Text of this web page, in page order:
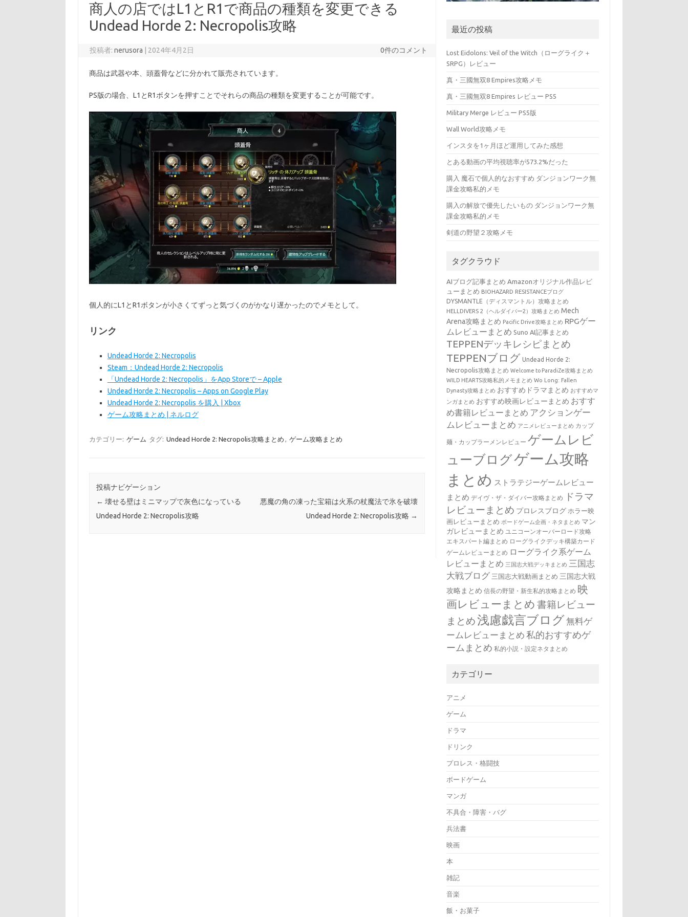
商人の店ではL1とR1で商品の種類を変更できる
Undead Horde 2: Necropolis攻略
投稿者:nerusora 2024年4月2日 0件のコメント
商品は武器や本、頭蓋骨などに分かれて販売されています。
PS版の場合、L1とR1ボタンを押すことでそれらの商品の種類を変更することが可能です。
個人的にL1とR1ボタンが小さくてずっと気づくのがかなり遅かったのでメモとして。
リンク
Undead Horde 2: Necropolis
Steam：Undead Horde 2: Necropolis
「Undead Horde 2: Necropolis」をApp Storeで – Apple
Undead Horde 2: Necropolis – Apps on Google Play
Undead Horde 2: Necropolis を購入 | Xbox
ゲーム攻略まとめ | ネルログ
カテゴリー: ゲーム タグ: Undead Horde 2: Necropolis攻略まとめ , ゲーム攻略まとめ
投稿ナビゲーション
← 壊せる壁はミニマップで灰色になっている
Undead Horde 2: Necropolis攻略
悪魔の角の凍った宝箱は火系の杖魔法で氷を破壊
Undead Horde 2: Necropolis攻略 →
最近の投稿
Lost Eidolons: Veil of the Witch（ローグライク＋
SRPG）レビュー
真・三國無双8 Empires攻略メモ
真・三國無双8 Empires レビュー PS5
Military Merge レビュー PS5版
Wall World攻略メモ
インスタを1ヶ月ほど運用してみた感想
とある動画の平均視聴率が573.2%だった
購入 魔石で個人的なおすすめ ダンジョンワーク無
課金攻略私的メモ
購入の解放で優先したいもの ダンジョンワーク無
課金攻略私的メモ
剣道の野望２攻略メモ
タグクラウド
AIブログ記事まとめ Amazonオリジナル作品レビ
ューまとめ BIOHAZARD RESISTANCEブログ
DYSMANTLE（ディスマントル）攻略まとめ
HELLDIVERS 2（ヘルダイバー2）攻略まとめ Mech
Arena攻略まとめ Pacific Drive攻略まとめ RPGゲー
ムレビューまとめ Suno AI記事まとめ
TEPPENデッキレシピまとめ
TEPPENブログ Undead Horde 2:
Necropolis攻略まとめ Welcome to ParadiZe攻略まとめ
WILD HEARTS攻略私的メモまとめ Wo Long: Fallen
Dynasty攻略まとめ おすすめドラマまとめ おすすめマ
ンガまとめ おすすめ映画レビューまとめ おすす
め書籍レビューまとめ アクションゲー
ムレビューまとめ アニメレビューまとめ カップ
麺・カップラーメンレビュー ゲームレビ
ューブログゲーム攻略
まとめ ストラテジーゲームレビュー
まとめ デイヴ・ザ・ダイバー攻略まとめ
ドラマ
レビューまとめ プロレスブログ ホラー映
画レビューまとめ ボードゲーム企画・ネタまとめ マン
ガレビューまとめ ユニコーンオーバーロード攻略
エキスパート編まとめ ローグライクデッキ構築カード
ゲームレビューまとめ ローグライク系ゲーム
レビューまとめ 三国志大戦デッキまとめ 三国志
大戦ブログ 三国志大戦動画まとめ 三国志大戦
攻略まとめ 信長の野望・新生私的攻略まとめ 映
画レビューまとめ 書籍レビュー
まとめ浅慮戯言ブログ無料ゲ
ームレビューまとめ 私的おすすめゲ
ームまとめ 私的小説・設定ネタまとめ
カテゴリー
アニメ
ゲーム
ドラマ
ドリンク
プロレス・格闘技
ボードゲーム
マンガ
不具合・障害・バグ
兵法書
映画
本
雑記
音楽
飯・お菓子